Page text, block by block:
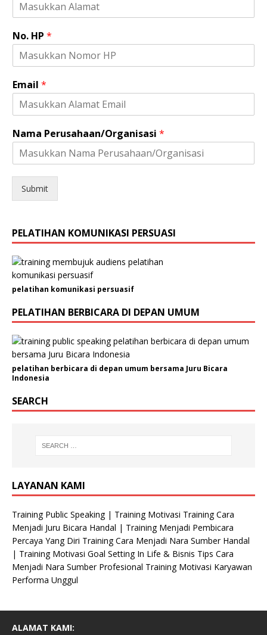
No. HP *
Email *
Nama Perusahaan/Organisasi *
Submit
PELATIHAN KOMUNIKASI PERSUASI
pelatihan komunikasi persuasif
PELATIHAN BERBICARA DI DEPAN UMUM
pelatihan berbicara di depan umum bersama Juru Bicara
Indonesia
SEARCH
LAYANAN KAMI
Training Public Speaking | Training Motivasi Training Cara
Menjadi Juru Bicara Handal | Training Menjadi Pembicara
Percaya Yang Diri Training Cara Menjadi Nara Sumber Handal
| Training Motivasi Goal Setting In Life & Bisnis Tips Cara
Menjadi Nara Sumber Profesional Training Motivasi Karyawan
Performa Unggul
ALAMAT KAMI: